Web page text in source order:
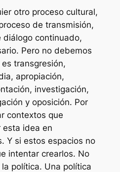
otro proceso cultural,
de transmisión,
continuado,
Pero no debemos
transgresión,
apropiación,
investigación,
y oposición. Por
contextos que
esta idea en
Y si estos espacios no
intentar crearlos. No
política. Una política